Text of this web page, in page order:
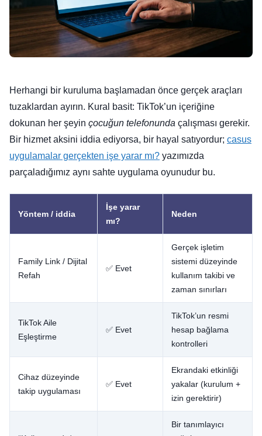
Herhangi bir kuruluma başlamadan önce gerçek araçları
tuzaklardan ayırın. Kural basit: TikTok’un içeriğine
dokunan her şeyin çocuğun telefonunda çalışması gerekir.
Bir hizmet aksini iddia ediyorsa, bir hayal satıyordur; casus
uygulamalar gerçekten işe yarar mı? yazımızda
parçaladığımız aynı sahte uygulama oyunudur bu.
Yöntem / iddia
İşe yarar
mı?
Neden
Family Link / Dijital
Refah
✅ Evet
Gerçek işletim
sistemi düzeyinde
kullanım takibi ve
zaman sınırları
TikTok Aile
Eşleştirme
✅ Evet
TikTok’un resmi
hesap bağlama
kontrolleri
Cihaz düzeyinde
takip uygulaması
✅ Evet
Ekrandaki etkinliği
yakalar (kurulum +
izin gerektirir)
Bir tanımlayıcı